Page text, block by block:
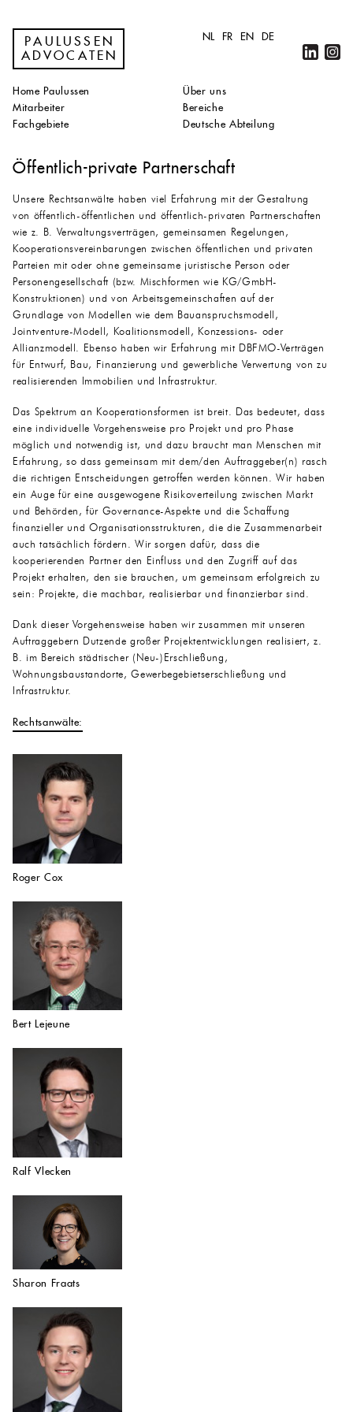
PAULUSSEN
ADVOCATEN
NL FR EN DE
Home Paulussen
Über uns
Mitarbeiter
Bereiche
Fachgebiete
Deutsche Abteilung
Öffentlich-private Partnerschaft
Unsere Rechtsanwälte haben viel Erfahrung mit der Gestaltung
von öffentlich-öffentlichen und öffentlich-privaten Partnerschaften
wie z. B. Verwaltungsverträgen, gemeinsamen Regelungen,
Kooperationsvereinbarungen zwischen öffentlichen und privaten
Parteien mit oder ohne gemeinsame juristische Person oder
Personengesellschaft (bzw. Mischformen wie KG/GmbH-
Konstruktionen) und von Arbeitsgemeinschaften auf der
Grundlage von Modellen wie dem Bauanspruchsmodell,
Jointventure-Modell, Koalitionsmodell, Konzessions- oder
Allianzmodell. Ebenso haben wir Erfahrung mit DBFMO-Verträgen
für Entwurf, Bau, Finanzierung und gewerbliche Verwertung von zu
realisierenden Immobilien und Infrastruktur.
Das Spektrum an Kooperationsformen ist breit. Das bedeutet, dass
eine individuelle Vorgehensweise pro Projekt und pro Phase
möglich und notwendig ist, und dazu braucht man Menschen mit
Erfahrung, so dass gemeinsam mit dem/den Auftraggeber(n) rasch
die richtigen Entscheidungen getroffen werden können. Wir haben
ein Auge für eine ausgewogene Risikoverteilung zwischen Markt
und Behörden, für Governance-Aspekte und die Schaffung
finanzieller und Organisationsstrukturen, die die Zusammenarbeit
auch tatsächlich fördern. Wir sorgen dafür, dass die
kooperierenden Partner den Einfluss und den Zugriff auf das
Projekt erhalten, den sie brauchen, um gemeinsam erfolgreich zu
sein: Projekte, die machbar, realisierbar und finanzierbar sind.
Dank dieser Vorgehensweise haben wir zusammen mit unseren
Auftraggebern Dutzende großer Projektentwicklungen realisiert, z.
B. im Bereich städtischer (Neu-)Erschließung,
Wohnungsbaustandorte, Gewerbegebietserschließung und
Infrastruktur.
Rechtsanwälte:
Roger Cox
Bert Lejeune
Ralf Vlecken
Sharon Fraats